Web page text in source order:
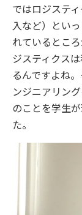
ではロジステ
入など）とい
れているとこ
ジスティクス
るんですよね
ンジニアリン
のことを学生
た。